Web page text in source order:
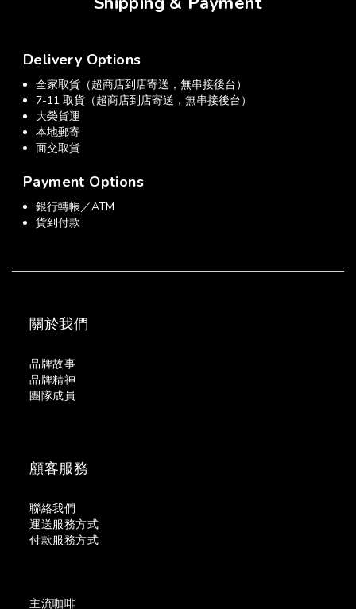
機
Delivery Options
全家取貨（超商店到店寄送，無串接後台）
7-11 取貨（超商店到店寄送，無串接後台）
大榮貨運
本地郵寄
面交取貨
Payment Options
銀行轉帳／ATM
貨到付款
關於我們
品牌故事
品牌精神
團隊成員
顧客服務
聯絡我們
運送服務方式
付款服務方式
主流咖啡